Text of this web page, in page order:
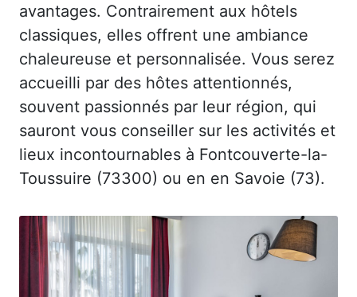
avantages. Contrairement aux hôtels
classiques, elles offrent une ambiance
chaleureuse et personnalisée. Vous serez
accueilli par des hôtes attentionnés,
souvent passionnés par leur région, qui
sauront vous conseiller sur les activités et
lieux incontournables à Fontcouverte-la-
Toussuire (73300) ou en en Savoie (73).